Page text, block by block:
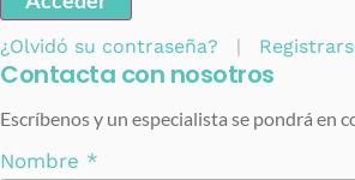
¿Olvidó su contraseña? |
Contacta con nosotros
Escríbenos y un especialista se pondrá en
Nombre *